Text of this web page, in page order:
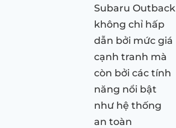
Subaru Outback
không chỉ hấp
dẫn bởi mức giá
cạnh tranh mà
còn bởi các tính
năng nổi bật
như hệ thống
an toàn